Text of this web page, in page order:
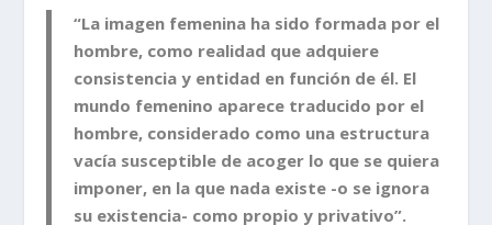
“La imagen femenina ha sido formada por el
hombre, como realidad que adquiere
consistencia y entidad en función de él. El
mundo femenino aparece traducido por el
hombre, considerado como una estructura
vacía susceptible de acoger lo que se quiera
imponer, en la que nada existe -o se ignora
su existencia- como propio y privativo”.